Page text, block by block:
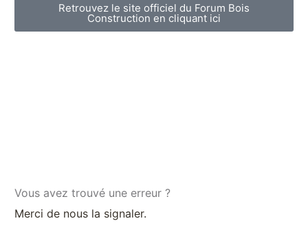
Retrouvez le site officiel du Forum Bois
Construction en cliquant ici
Vous avez trouvé une erreur ?
Merci de nous la signaler.